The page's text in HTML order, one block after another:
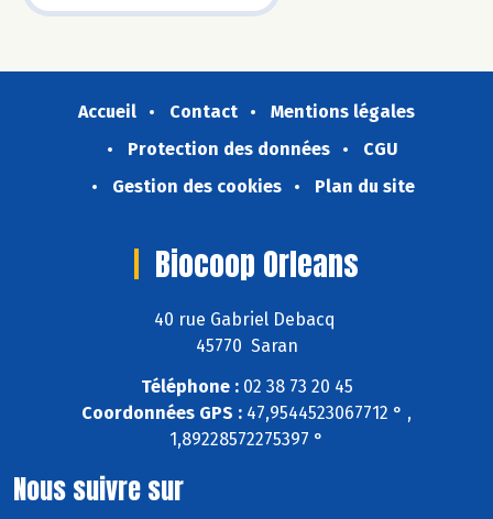
Accueil Contact
Mentions légales
Protection des données
CGU
Gestion des cookies
Plan du site
Biocoop Orleans
40 rue Gabriel Debacq
45770 Saran
Téléphone :02 38 73 20 45
Coordonnées GPS : 47,9544523067712 ° ,
1,89228572275397 °
Nous suivre sur